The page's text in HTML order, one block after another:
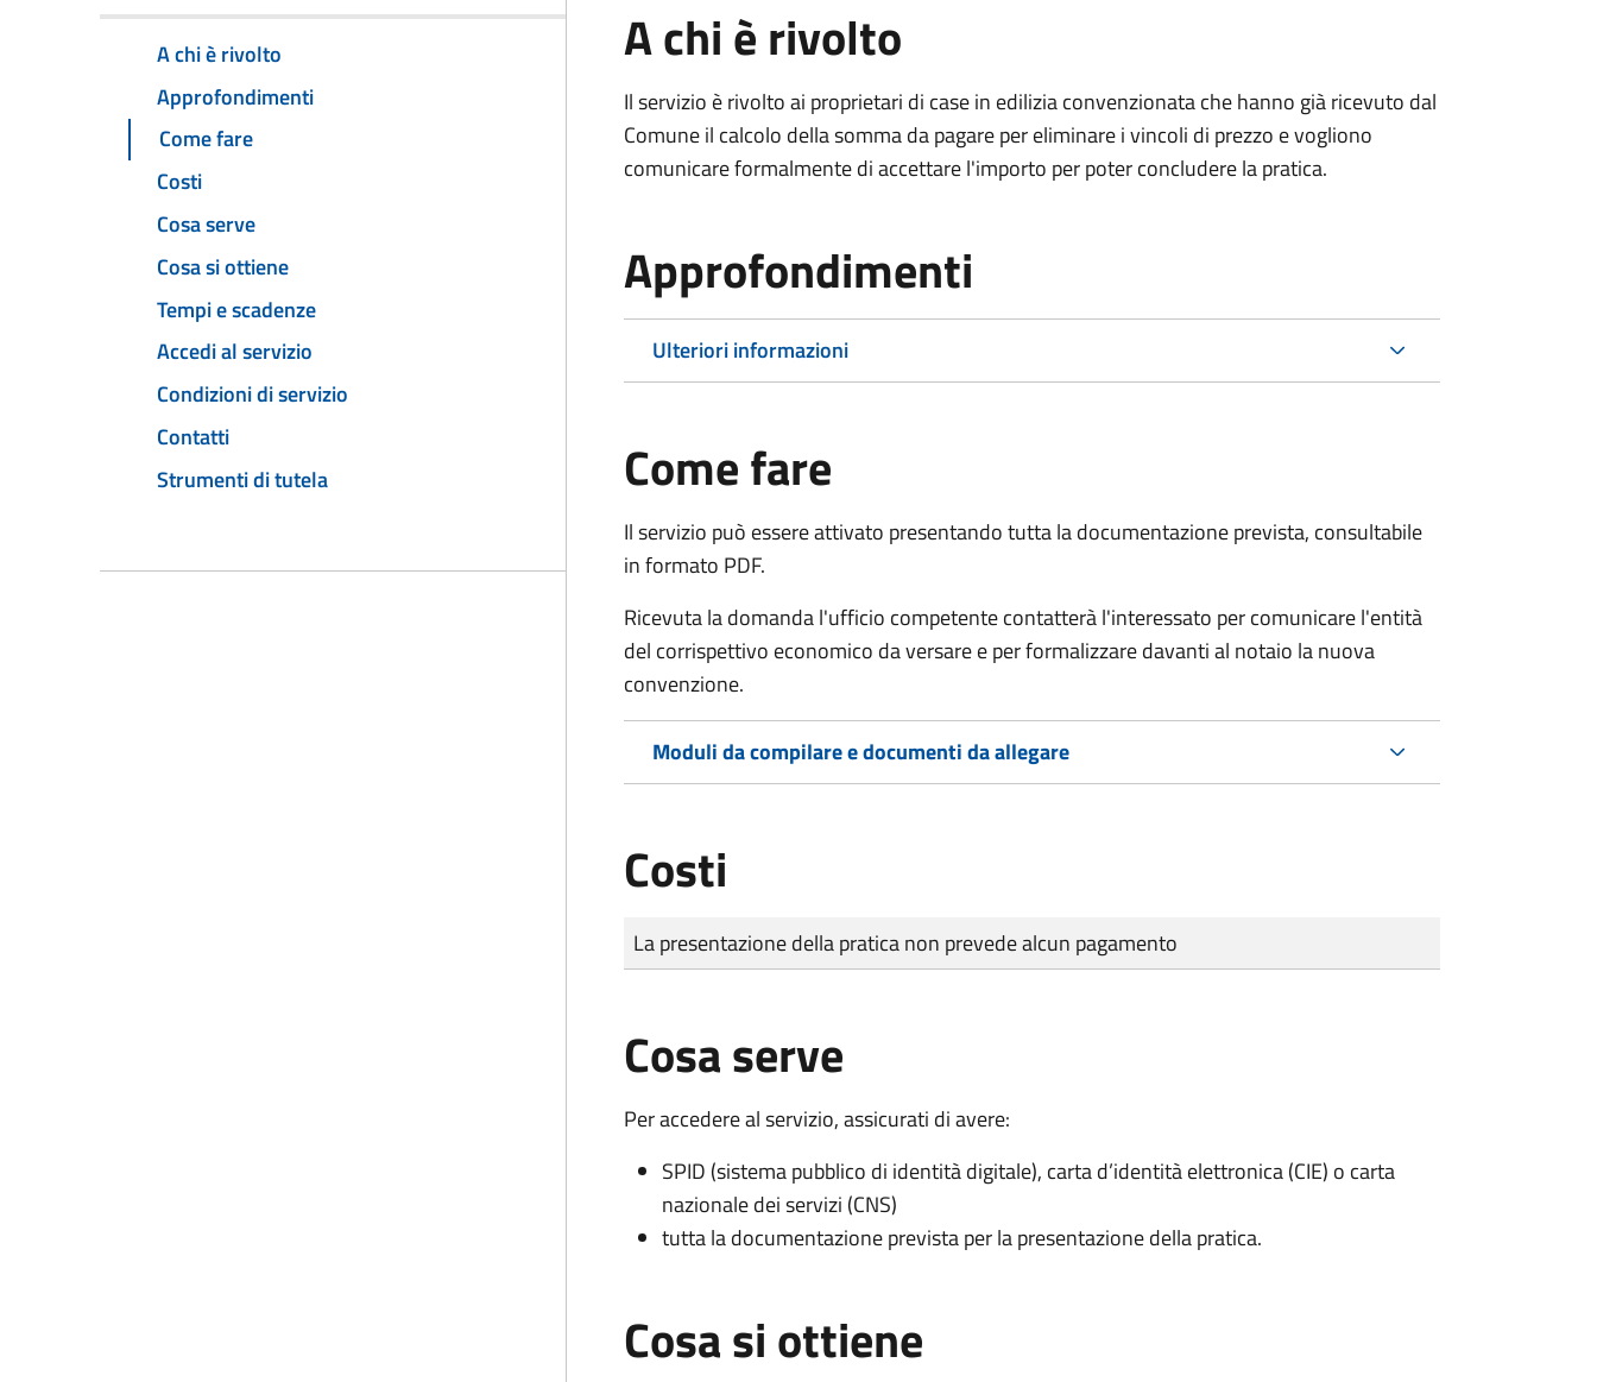
A chi è rivolto
Approfondimenti
Come fare
Costi
Cosa serve
Cosa si ottiene
Tempi e scadenze
Accedi al servizio
Condizioni di servizio
Contatti
Strumenti di tutela
A chi è rivolto
Il servizio è rivolto ai proprietari di case in edilizia convenzionata che hanno già ricevuto dal
Comune il calcolo della somma da pagare per eliminare i vincoli di prezzo e vogliono
comunicare formalmente di accettare l'importo per poter concludere la pratica.
Approfondimenti
Ulteriori informazioni
Come fare
Il servizio può essere attivato presentando tutta la documentazione prevista, consultabile
in formato PDF.
Ricevuta la domanda l'ufficio competente contatterà l'interessato per comunicare l'entità
del corrispettivo economico da versare e per formalizzare davanti al notaio la nuova
convenzione.
Moduli da compilare e documenti da allegare
Costi
Tipo di pagamento
Importo
La presentazione della pratica non prevede alcun pagamento
Cosa serve
Per accedere al servizio, assicurati di avere:
SPID (sistema pubblico di identità digitale), carta d’identità elettronica (CIE) o carta
nazionale dei servizi (CNS)
tutta la documentazione prevista per la presentazione della pratica.
Cosa si ottiene